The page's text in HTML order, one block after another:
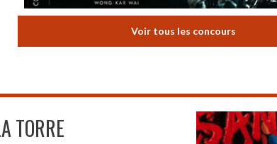
Voir tous les concours
TORRE